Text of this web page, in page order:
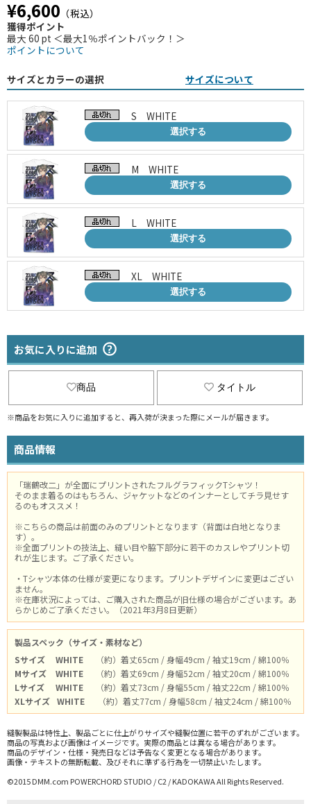
¥6,600 （税込）
獲得ポイント
最大 60 pt ＜最大1％ポイントバック！＞
ポイントについて
サイズとカラーの選択 サイズについて
S WHITE
選択する
M WHITE
選択する
L WHITE
選択する
XL WHITE
選択する
お気に入りに追加
商品 タイトル
※商品をお気に入りに追加すると、再入荷が決まった際にメールが届きます。
商品情報
「瑞鶴改二」が全面にプリントされたフルグラフィックTシャツ！
そのまま着るのはもちろん、ジャケットなどのインナーとしてチラ見せす
るのもオススメ！
※こちらの商品は前面のみのプリントとなります（背面は白地となりま
す）。
※全面プリントの技法上、縫い目や脇下部分に若干のカスレやプリント切
れが生じます。ご了承ください。
・Tシャツ本体の仕様が変更になります。プリントデザインに変更はござい
ません。
※在庫状況によっては、ご購入された商品が旧仕様の場合がございます。あ
らかじめご了承ください。（2021年3月8日更新）
製品スペック（サイズ・素材など）
Sサイズ
WHITE
（約）着丈65cm / 身幅49cm / 袖丈19cm / 綿100％
Mサイズ
WHITE
（約）着丈69cm / 身幅52cm / 袖丈20cm / 綿100％
Lサイズ
WHITE
（約）着丈73cm / 身幅55cm / 袖丈22cm / 綿100％
XLサイズ WHITE （約）着丈77cm / 身幅58cm / 袖丈24cm / 綿100％
縫製製品は特性上、製品ごとに仕上がりサイズや縫製位置に若干のずれがございます。
商品の写真および画像はイメージです。実際の商品とは異なる場合があります。
商品のデザイン・仕様・発売日などは予告なく変更となる場合があります。
画像・テキストの無断転載、及びそれに準ずる行為を一切禁止いたします。
©2015 DMM.com POWERCHORD STUDIO / C2 / KADOKAWA All Rights Reserved.